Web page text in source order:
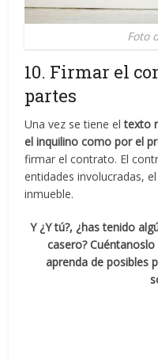
Foto
10. Firmar el
partes
Una vez se tiene eltexto
el inquilino como por el
firmar el contrato. El
entidades involucradas,
inmueble.
Y ¿Y tú?, ¿has tenido
casero?
aprenda de posibles